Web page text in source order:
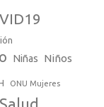
Niñas Niños
ONU Mujeres